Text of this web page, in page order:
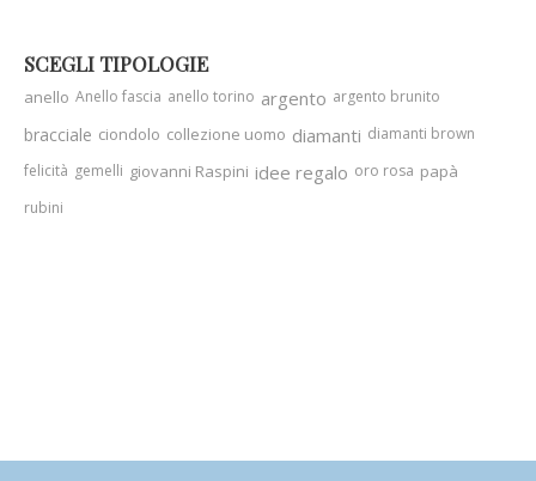
SCEGLI TIPOLOGIE
anello Anello fascia anello torino argento argento brunito
bracciale ciondolo collezione uomo diamanti diamanti brown
felicità gemelli giovanni Raspini idee regalo oro rosa papà
rubini